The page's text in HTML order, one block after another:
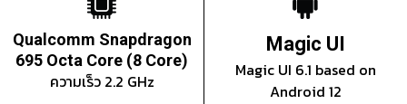
Qualcomm Snapdragon
695 Octa Core (8 Core)
ความเร็ว 2.2 GHz
Magic UI
Magic UI 6.1 based on
Android 12